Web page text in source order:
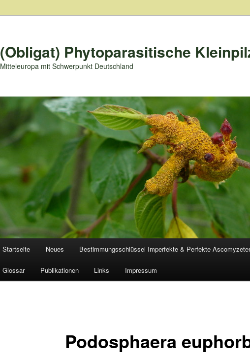
(Obligat) Phytoparasitische
Mitteleuropa mit Schwerpunkt Deutschland
Startseite Neues Bestimmungsschlüssel Imperfekte & Perfekte
Glossar Publikationen Links Impressum
Podosphaera